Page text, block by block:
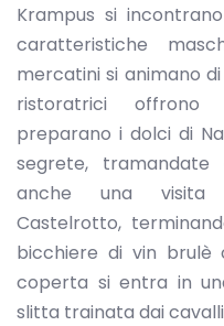
Krampus si
caratteristiche
mercatini si animano
ristoratrici offrono
preparano i dolci di
segrete, tramandate
anche una visita
Castelrotto,
bicchiere di vin brulè
coperta si entra in
slitta trainata dai